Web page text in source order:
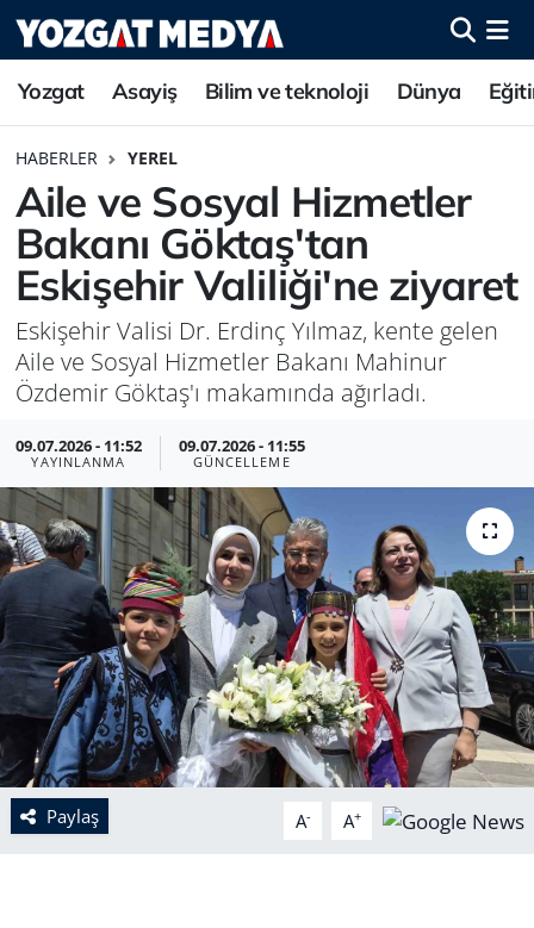
Yozgat Asayiş Bilim ve teknoloji Dünya
HABERLER YEREL
Aile ve Sosyal Hizmetler
Bakanı Göktaş'tan
Eskişehir Valiliği'ne ziyaret
Eskişehir Valisi Dr. Erdinç Yılmaz, kente gelen
Aile ve Sosyal Hizmetler Bakanı Mahinur
Özdemir Göktaş'ı makamında ağırladı.
09.07.2026 - 11:52
YAYINLANMA
09.07.2026 - 11:55
GÜNCELLEME
Paylaş A- A+